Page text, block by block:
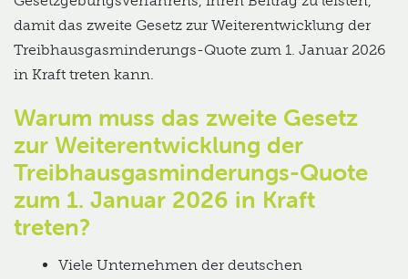
damit das zweite Gesetz zur Weiterentwicklung der
Treibhausgasminderungs-Quote zum 1. Januar 2026
in Kraft treten kann.
Warum muss das zweite Gesetz
zur Weiterentwicklung der
Treibhausgasminderungs-Quote
zum 1. Januar 2026 in Kraft
treten?
Viele Unternehmen der deutschen